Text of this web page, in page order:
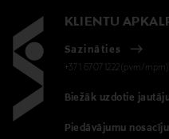
KLIENTU
Sazināties
+371 67071222(pvm/mpm)
Biežāk uzdotie
Piedāvājumu